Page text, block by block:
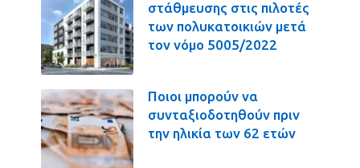
στάθμευσης στις πιλοτές
των πολυκατοικιών μετά
τον νόμο 5005/2022
Ποιοι μπορούν να
συνταξιοδοτηθούν πριν
την ηλικία των 62 ετών